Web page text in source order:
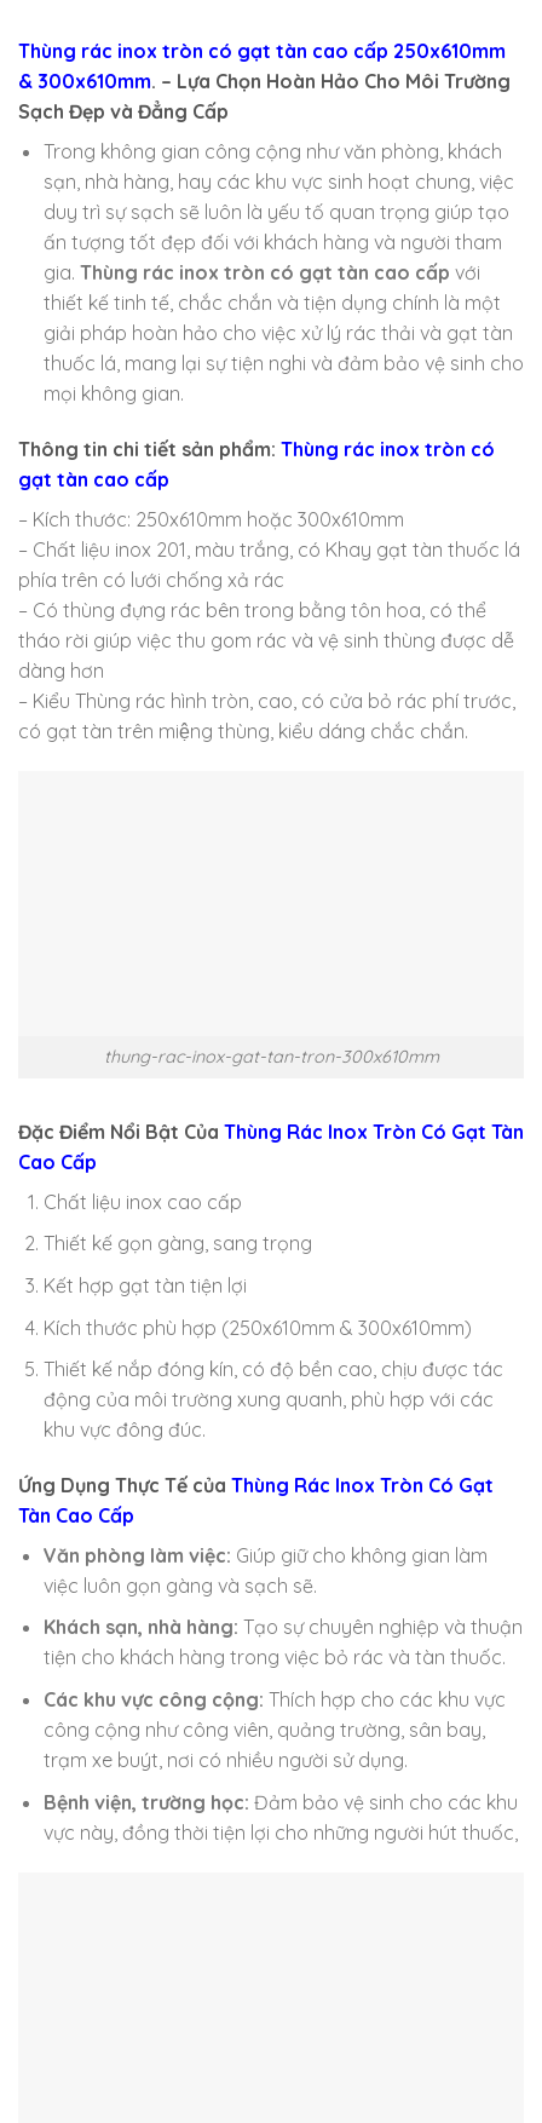
Thùng rác inox tròn có gạt tàn cao cấp 250x610mm
& 300x610mm. – Lựa Chọn Hoàn Hảo Cho Môi Trường
Sạch Đẹp và Đẳng Cấp
Trong không gian công cộng như văn phòng, khách
sạn, nhà hàng, hay các khu vực sinh hoạt chung, việc
duy trì sự sạch sẽ luôn là yếu tố quan trọng giúp tạo
ấn tượng tốt đẹp đối với khách hàng và người tham
gia. Thùng rác inox tròn có gạt tàn cao cấp với
thiết kế tinh tế, chắc chắn và tiện dụng chính là một
giải pháp hoàn hảo cho việc xử lý rác thải và gạt tàn
thuốc lá, mang lại sự tiện nghi và đảm bảo vệ sinh cho
mọi không gian.
Thông tin chi tiết sản phẩm: Thùng rác inox tròn có
gạt tàn cao cấp
– Kích thước: 250x610mm hoặc 300x610mm
– Chất liệu inox 201, màu trắng, có Khay gạt tàn thuốc lá
phía trên có lưới chống xả rác
– Có thùng đựng rác bên trong bằng tôn hoa, có thể
tháo rời giúp việc thu gom rác và vệ sinh thùng được dễ
dàng hơn
– Kiểu Thùng rác hình tròn, cao, có cửa bỏ rác phí trước,
có gạt tàn trên miệng thùng, kiểu dáng chắc chắn.
thung-rac-inox-gat-tan-tron-300x610mm
Đặc Điểm Nổi Bật Của Thùng Rác Inox Tròn Có Gạt Tàn
Cao Cấp
Chất liệu inox cao cấp
Thiết kế gọn gàng, sang trọng
Kết hợp gạt tàn tiện lợi
Kích thước phù hợp (250x610mm & 300x610mm)
Thiết kế nắp đóng kín, có độ bền cao, chịu được tác
động của môi trường xung quanh, phù hợp với các
khu vực đông đúc.
Ứng Dụng Thực Tế của Thùng Rác Inox Tròn Có Gạt
Tàn Cao Cấp
Văn phòng làm việc: Giúp giữ cho không gian làm
việc luôn gọn gàng và sạch sẽ.
Khách sạn, nhà hàng: Tạo sự chuyên nghiệp và thuận
tiện cho khách hàng trong việc bỏ rác và tàn thuốc.
Các khu vực công cộng: Thích hợp cho các khu vực
công cộng như công viên, quảng trường, sân bay,
trạm xe buýt, nơi có nhiều người sử dụng.
Bệnh viện, trường học: Đảm bảo vệ sinh cho các khu
vực này, đồng thời tiện lợi cho những người hút thuốc,